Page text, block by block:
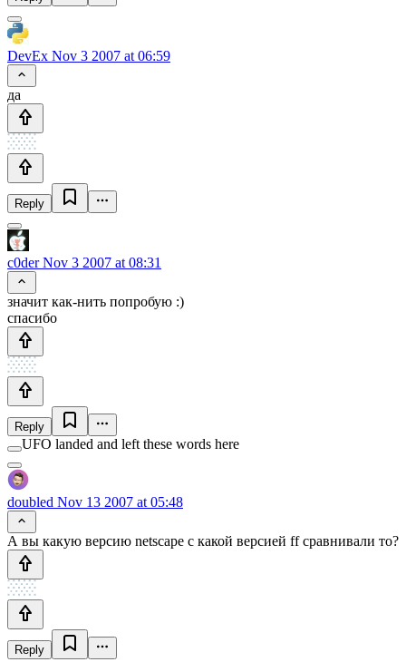
DevEx Nov 3 2007 at 06:59
да
Reply
c0derNov 3 2007 at 08:31
значит как-нить попробую :)
спасибо
Reply
UFO landed and left these words here
doubled Nov 13 2007 at 05:48
А вы какую версию netscape c какой версией ff сравнивали то?
Reply